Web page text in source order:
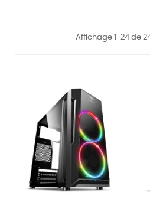
Affichage 1-24 de